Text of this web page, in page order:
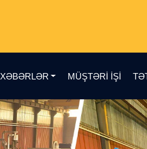
XƏBƏRLƏR MÜŞTƏRI IŞI